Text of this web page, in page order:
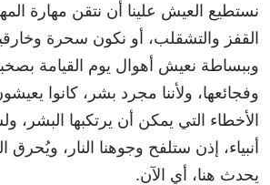
نستطيع العيش علينا أن نتقن مهارة
القفز والتشقلب، أو نكون سحرة
وببساطة نعيش أهوال يوم القيامة
وفجائعها، ولأننا مجرد بشر، كانوا
الأخطاء التي يمكن أن يرتكبها البشر،
أنبياء، إذن ستلفح وجوهنا النار، ويُحرق
يحدث هنا، أي الآن.